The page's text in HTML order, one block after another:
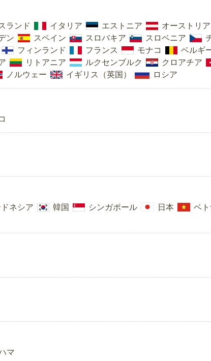
ランド イタリア エストニア オーストリア
ン スペイン スロバキア スロベニア
フィンランド フランス モナコ ベルギ
リトアニア ルクセンブルク クロアチア
ノルウェー イギリス（英国） ロシア
ネシア 韓国 シンガポール 日本 ベ
マ